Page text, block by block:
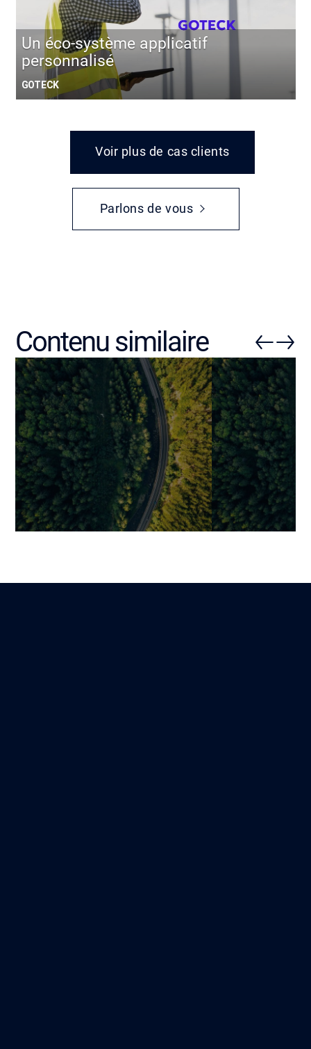
Un éco-système applicatif
personnalisé
GOTECK
Voir plus de cas clients
Parlons de vous
Contenu similaire
cher” : pourquoi les projets
éviter la